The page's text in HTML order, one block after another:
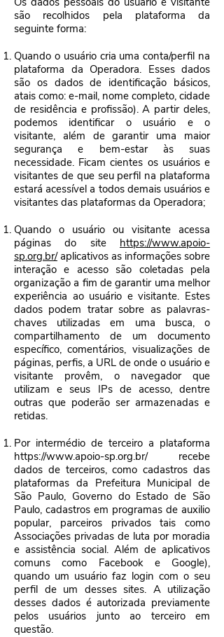
são recolhidos pela plataforma da
seguinte forma:
Quando o usuário cria uma conta/perfil na
plataforma da Operadora. Esses dados
são os dados de identificação básicos,
atais como: e-mail, nome completo, cidade
de residência e profissão). A partir deles,
podemos identificar o usuário e o
visitante, além de garantir uma maior
segurança e bem-estar às suas
necessidade. Ficam cientes os usuários e
visitantes de que seu perfil na plataforma
estará acessível a todos demais usuários e
visitantes das plataformas da Operadora;
Quando o usuário ou visitante acessa
páginas do site https://www.apoio-
sp.org.br/aplicativos as informações sobre
interação e acesso são coletadas pela
organização a fim de garantir uma melhor
experiência ao usuário e visitante. Estes
dados podem tratar sobre as palavras-
chaves utilizadas em uma busca, o
compartilhamento de um documento
específico, comentários, visualizações de
páginas, perfis, a URL de onde o usuário e
visitante provêm, o navegador que
utilizam e seus IPs de acesso, dentre
outras que poderão ser armazenadas e
retidas.
Por intermédio de terceiro a plataforma
https://www.apoio-sp.org.br/recebe
dados de terceiros, como cadastros das
plataformas da Prefeitura Municipal de
São Paulo, Governo do Estado de São
Paulo, cadastros em programas de auxilio
popular, parceiros privados tais como
Associações privadas de luta por moradia
e assistência social. Além de aplicativos
comuns como Facebook e Google),
quando um usuário faz login com o seu
perfil de um desses sites. A utilização
desses dados é autorizada previamente
pelos usuários junto ao terceiro em
questão.